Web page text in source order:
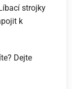
strojky
k
Dejte